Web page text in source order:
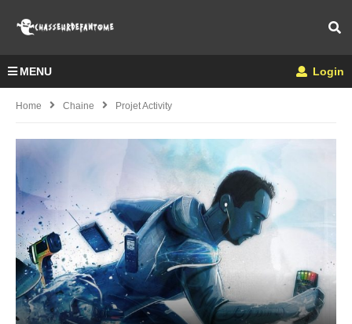
MENU Login
Home Chaine Projet Activity